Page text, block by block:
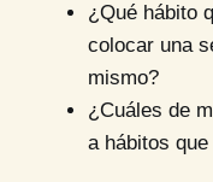
¿Qué hábito
colocar una
mismo?
¿Cuáles de
a hábitos